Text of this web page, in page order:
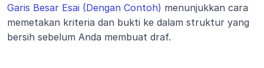
Garis Besar Esai (Dengan Contoh) menunjukkan cara
memetakan kriteria dan bukti ke dalam struktur yang
bersih sebelum Anda membuat draf.